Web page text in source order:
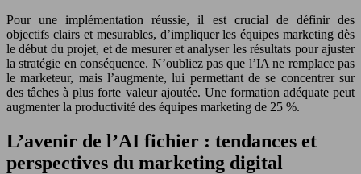
Pour une implémentation réussie, il est crucial de définir des
objectifs clairs et mesurables, d’impliquer les équipes marketing dès
le début du projet, et de mesurer et analyser les résultats pour ajuster
la stratégie en conséquence. N’oubliez pas que l’IA ne remplace pas
le marketeur, mais l’augmente, lui permettant de se concentrer sur
des tâches à plus forte valeur ajoutée. Une formation adéquate peut
augmenter la productivité des équipes marketing de 25 %.
L’avenir de l’AI fichier : tendances et
perspectives du marketing digital